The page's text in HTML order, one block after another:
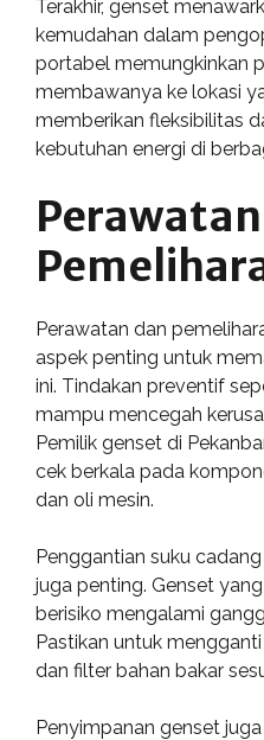
Terakhir, genset
kemudahan dalam
portabel memungkinkan
membawanya ke lokasi
memberikan fleksibilitas
kebutuhan energi di
Perawatan dan
aspek penting untuk
ini. Tindakan preventif
mampu mencegah
Pemilik genset di
cek berkala pada
dan oli mesin.
Penggantian suku
juga penting. Genset
berisiko mengalami
Pastikan untuk
dan filter bahan bakar
Penyimpanan genset